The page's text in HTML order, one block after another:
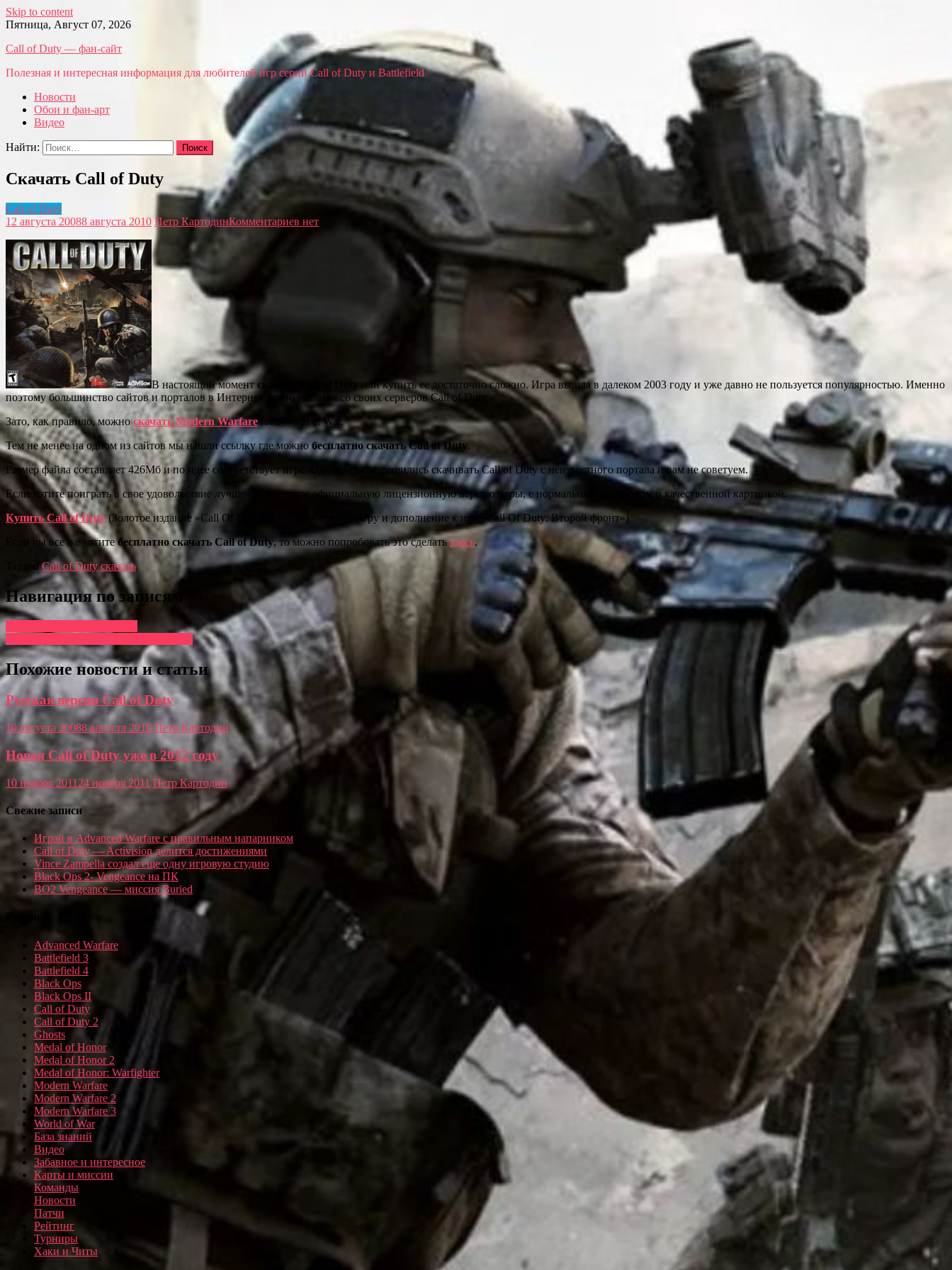
Skip to content
Пятница, Август 07, 2026
Call of Duty — фан-сайт
Полезная и интересная информация для любителей игр серии Call of Duty и Battlefield
Новости
Обои и фан-арт
Видео
Найти:
Скачать Call of Duty
Call of Duty
12 августа 20088 августа 2010 Петр КартодинКомментариев нет
В настоящий момент скачать Call of Duty
или купить ее достаточно сложно. Игра вышла в далеком 2003 году и уже давно не пользуется популярностью. Именно
поэтому большинство сайтов и порталов в Интернет давно удалили со своих серверов Call of Duty.
Зато, как правило, можноскачать Modern Warfareили World at War.
Тем не менее на одном из сайтов мы нашли ссылку где можнобесплатно скачать Call of Duty.
Размер файла составляет 426Мб и по идее соответствует игре. Однако мы не решились скачивать Call of Duty с неизвестного портала и вам не советуем.
Если хотите поиграть в свое удовольствие лучше приобретите официальную лицензионную версию игры, с нормальным переводом и качественной картинкой.
Купить Call of Duty(Золотое издание «Call Of Duty» — содержит саму игру и дополнение к ней «Call Of Duty: Второй фронт»)
Если вы все же хотитебесплатно скачать Call of Duty, то можно попробовать это сделатьздесь.
TaggedCall of Duty скачать
Навигация по записям
Похожие новости и статьи
Русская версия Call of Duty
10 августа 20088 августа 2010 Петр Картодин
Новая Call of Duty уже в 2012 году
10 ноября 2011 24 ноября 2011 Петр Картодин
Свежие записи
Играй в Advanced Warfare с правильным напарником
Call of Duty — Activision делится достижениями
Vince Zampella создал еще одну игровую студию
Black Ops 2- Vengeance на ПК
BO2 Vengeance — миссия Buried
Advanced Warfare
Battlefield 3
Battlefield 4
Black Ops
Black Ops II
Call of Duty
Call of Duty 2
Ghosts
Medal of Honor
Medal of Honor 2
Medal of Honor: Warfighter
Modern Warfare
Modern Warfare 2
Modern Warfare 3
World of War
База знаний
Видео
Забавное и интересное
Карты и миссии
Команды
Новости
Патчи
Рейтинг
Турниры
Хаки и Читы